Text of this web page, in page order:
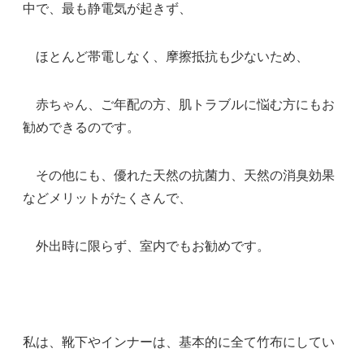
中で、最も静電気が起きず、
ほとんど帯電しなく、摩擦抵抗も少ないため、
赤ちゃん、ご年配の方、肌トラブルに悩む方にもお
勧めできるのです。
その他にも、優れた天然の抗菌力、天然の消臭効果
などメリットがたくさんで、
外出時に限らず、室内でもお勧めです。
私は、靴下やインナーは、基本的に全て竹布にしてい